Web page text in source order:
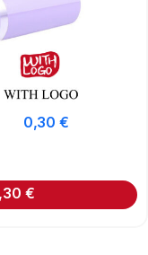
0,30 €
€